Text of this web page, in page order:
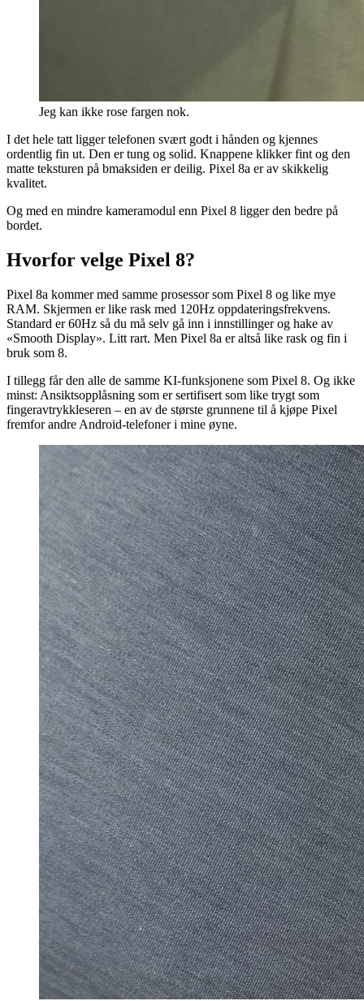
Jeg kan ikke rose fargen nok.
I det hele tatt ligger telefonen svært godt i hånden og kjennes
ordentlig fin ut. Den er tung og solid. Knappene klikker fint og den
matte teksturen på bmaksiden er deilig. Pixel 8a er av skikkelig
kvalitet.
Og med en mindre kameramodul enn Pixel 8 ligger den bedre på
bordet.
Hvorfor velge Pixel 8?
Pixel 8a kommer med samme prosessor som Pixel 8 og like mye
RAM. Skjermen er like rask med 120Hz oppdateringsfrekvens.
Standard er 60Hz så du må selv gå inn i innstillinger og hake av
«Smooth Display». Litt rart. Men Pixel 8a er altså like rask og fin i
bruk som 8.
I tillegg får den alle de samme KI-funksjonene som Pixel 8. Og ikke
minst: Ansiktsopplåsning som er sertifisert som like trygt som
fingeravtrykkleseren – en av de største grunnene til å kjøpe Pixel
fremfor andre Android-telefoner i mine øyne.